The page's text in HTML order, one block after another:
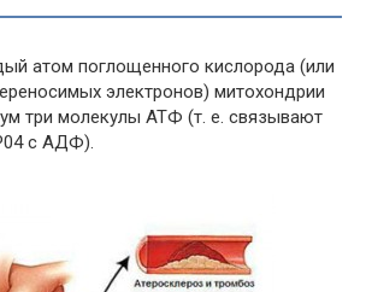
атом поглощенного кислорода (или
электронов) митохондрии
три молекулы АТФ (т. е. связывают
с АДФ).